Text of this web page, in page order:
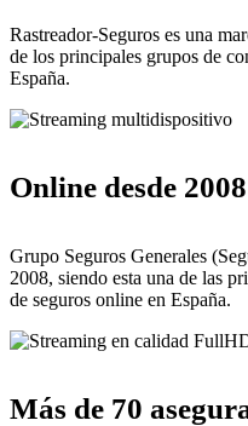
Rastreador-Seguros es una
de los principales grupos de
España.
Online desde 2008
Grupo Seguros Generales
2008, siendo esta una de las
de seguros online en España.
Más de 70